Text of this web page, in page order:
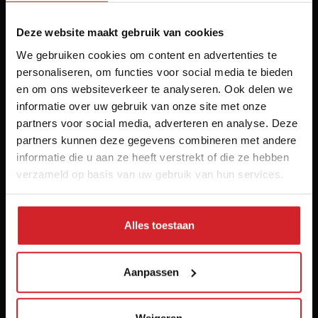
Deze website maakt gebruik van cookies
We gebruiken cookies om content en advertenties te
personaliseren, om functies voor social media te bieden
en om ons websiteverkeer te analyseren. Ook delen we
informatie over uw gebruik van onze site met onze
partners voor social media, adverteren en analyse. Deze
partners kunnen deze gegevens combineren met andere
informatie die u aan ze heeft verstrekt of die ze hebben
verzameld op basis van uw gebruik van hun services.
Alles toestaan
Aanpassen
Het inspiratieplatform voor professionals in food &
hospitality
© 2026 Food Inspiration
Meer informatie
Vacatures
Home
Over ons
Disclaimer